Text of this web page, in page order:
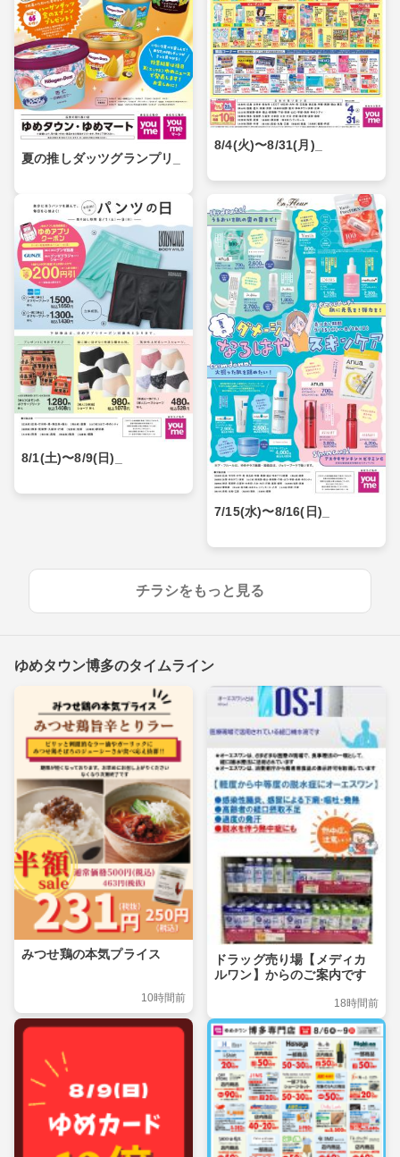
夏の推しダッツグランプリ_
8/4(火)〜8/31(月)_
8/1(土)〜8/9(日)_
7/15(水)〜8/16(日)_
チラシをもっと見る
ゆめタウン博多のタイムライン
みつせ鶏の本気プライス
10時間前
ドラッグ売り場【メディカ
ルワン】からのご案内です
18時間前